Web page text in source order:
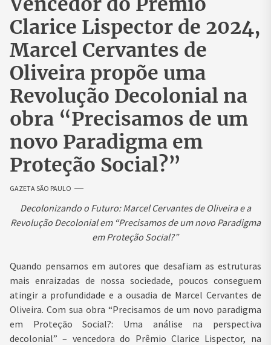
Clarice Lispector de 2024,
Marcel Cervantes de
Oliveira propõe uma
Revolução Decolonial na
obra “Precisamos de um
novo Paradigma em
Proteção Social?”
GAZETA SÃO PAULO
Decolonizando o Futuro: Marcel Cervantes de Oliveira e a
Revolução Decolonial em “Precisamos de um novo Paradigma
em Proteção Social?”
Quando pensamos em autores que desafiam as estruturas
mais enraizadas de nossa sociedade, poucos conseguem
atingir a profundidade e a ousadia de Marcel Cervantes de
Oliveira. Com sua obra “Precisamos de um novo paradigma
em Proteção Social?: Uma análise na perspectiva
decolonial” – vencedora do Prêmio Clarice Lispector, na